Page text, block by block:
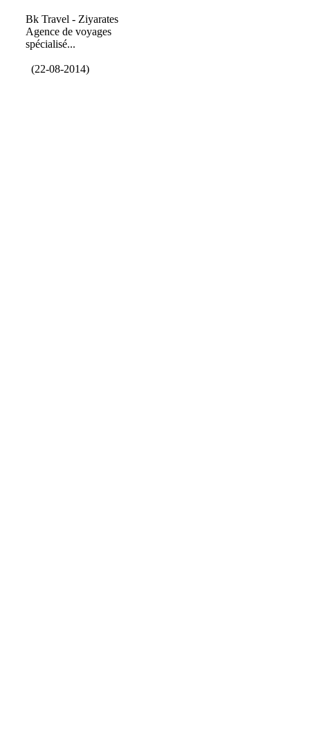
Bk Travel - Ziyarates
Agence de voyages
spécialisé...
(22-08-2014)